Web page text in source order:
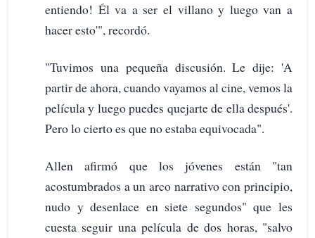
entiendo! Él va a ser el villano y luego van a
hacer esto'", recordó.
"Tuvimos una pequeña discusión. Le dije: 'A
partir de ahora, cuando vayamos al cine, vemos la
película y luego puedes quejarte de ella después'.
Pero lo cierto es que no estaba equivocada".
Allen afirmó que los jóvenes están "tan
acostumbrados a un arco narrativo con principio,
nudo y desenlace en siete segundos" que les
cuesta seguir una película de dos horas, "salvo